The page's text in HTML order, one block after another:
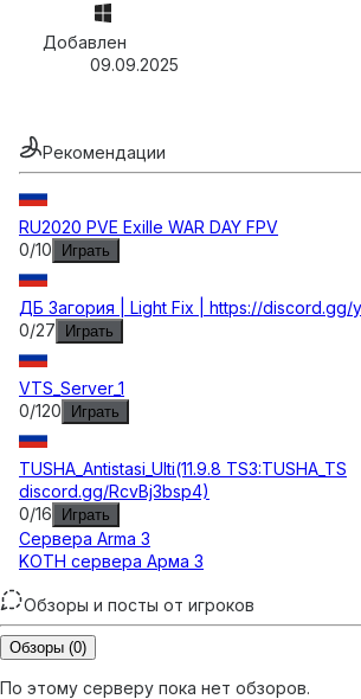
Добавлен
09.09.2025
Рекомендации
RU2020 PVE Exille WAR DAY FPV
0/10 Играть
ДБ Загория | Light Fix | https://discord.gg/
0/27 Играть
VTS_Server_1
0/120 Играть
TUSHA_Antistasi_Ulti(11.9.8 TS3:TUSHA_TS
discord.gg/RcvBj3bsp4)
0/16 Играть
Сервера Arma 3
KOTH сервера Арма 3
Обзоры и посты от игроков
Обзоры (0)
По этому серверу пока нет обзоров.